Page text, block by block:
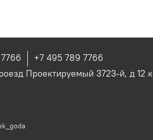
+7 495 789 7766
Проектируемый 3723-й, д 12 к